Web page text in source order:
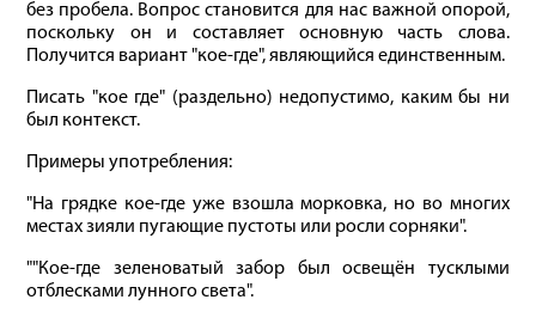
без пробела. Вопрос становится для нас важной опорой,
поскольку он и составляет основную часть слова.
Получится вариант "кое-где", являющийся единственным.
Писать "кое где" (раздельно) недопустимо, каким бы ни
был контекст.
Примеры употребления:
"На грядке кое-где уже взошла морковка, но во многих
местах зияли пугающие пустоты или росли сорняки".
""Кое-где зеленоватый забор был освещён тусклыми
отблесками лунного света".